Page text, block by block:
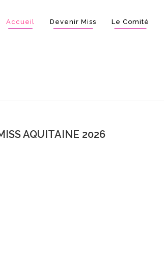
Accueil Devenir Miss Le Comité
AQUITAINE 2026